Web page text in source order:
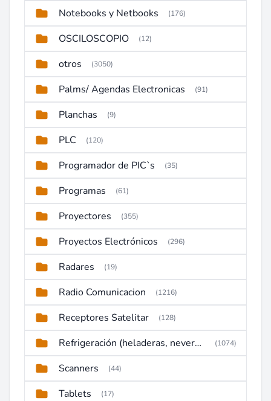
Notebooks y Netbooks (176)
OSCILOSCOPIO (12)
otros (3050)
Palms/ Agendas Electronicas (91)
Planchas (9)
PLC (120)
Programador de PIC`s (35)
Programas (61)
Proyectores (355)
Proyectos Electrónicos (296)
Radares (19)
Radio Comunicacion (1216)
Receptores Satelitar (128)
Refrigeración (heladeras, neveras, congeladores) (1074)
Scanners (44)
Tablets (17)